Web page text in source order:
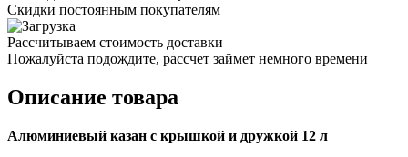
Скидки постоянным покупателям
Рассчитываем стоимость доставки
Пожалуйста подождите, рассчет займет немного времени
Описание товара
Алюминиевый казан с крышкой и дружкой 12 л